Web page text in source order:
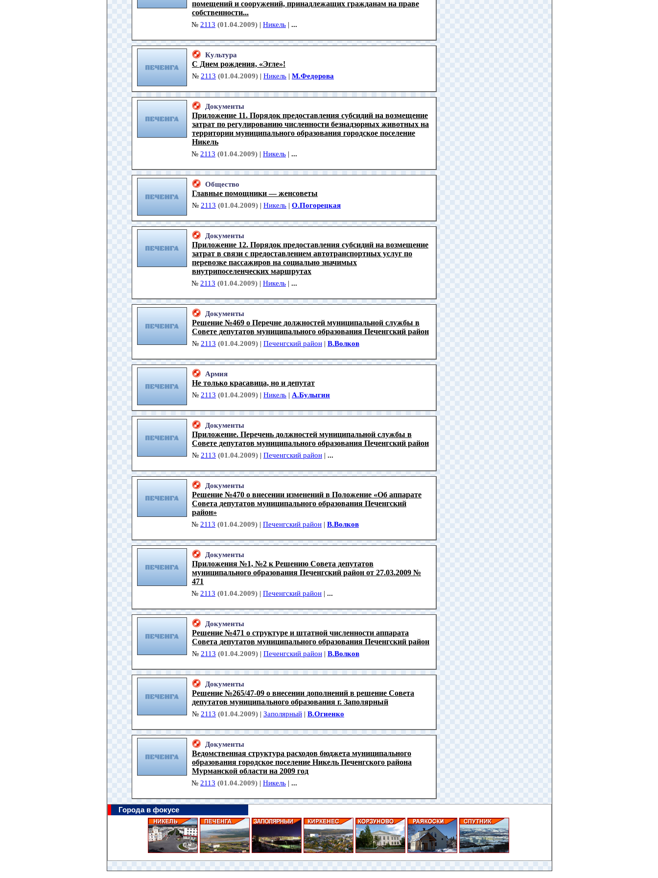
помещений и сооружений, принадлежащих гражданам на праве
собственности...
№ 2113 (01.04.2009) | Никель | ...
Культура
С Днем рождения, «Эгле»!
№ 2113 (01.04.2009) | Никель | М.Федорова
Документы
Приложение 11. Порядок предоставления субсидий на возмещение
затрат по регулированию численности безнадзорных животных на
территории муниципального образования городское поселение
Никель
№ 2113 (01.04.2009) | Никель | ...
Общество
Главные помощники — женсоветы
№ 2113 (01.04.2009) | Никель | О.Погорецкая
Документы
Приложение 12. Порядок предоставления субсидий на возмещение
затрат в связи с предоставлением автотранспортных услуг по
перевозке пассажиров на социально значимых
внутрипоселенческих маршрутах
№ 2113 (01.04.2009) | Никель | ...
Документы
Решение №469 о Перечне должностей муниципальной службы в
Совете депутатов муниципального образования Печенгский район
№ 2113 (01.04.2009) | Печенгский район | В.Волков
Армия
Не только красавица, но и депутат
№ 2113 (01.04.2009) | Никель | А.Булыгин
Документы
Приложение. Перечень должностей муниципальной службы в
Совете депутатов муниципального образования Печенгский район
№ 2113 (01.04.2009) | Печенгский район | ...
Документы
Решение №470 о внесении изменений в Положение «Об аппарате
Совета депутатов муниципального образования Печенгский
район»
№ 2113 (01.04.2009) | Печенгский район | В.Волков
Документы
Приложения №1, №2 к Решению Совета депутатов
муниципального образования Печенгский район от 27.03.2009 №
471
№ 2113 (01.04.2009) | Печенгский район | ...
Документы
Решение №471 о структуре и штатной численности аппарата
Совета депутатов муниципального образования Печенгский район
№ 2113 (01.04.2009) | Печенгский район | В.Волков
Документы
Решение №265/47-09 о внесении дополнений в решение Совета
депутатов муниципального образования г. Заполярный
№ 2113 (01.04.2009) | Заполярный | В.Огиенко
Документы
Ведомственная структура расходов бюджета муниципального
образования городское поселение Никель Печенгского района
Мурманской области на 2009 год
№ 2113 (01.04.2009) | Никель | ...
Города в фокусе